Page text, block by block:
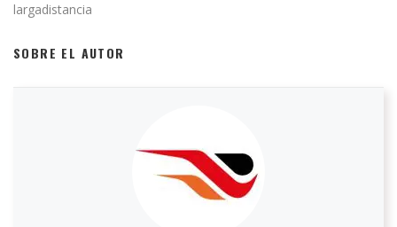
largadistancia
SOBRE EL AUTOR